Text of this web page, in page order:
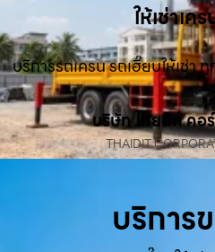
ให้เช่าเค
บริการรถเครน รถเฮี๊ยบให้เช่
บริษัท ไทยดิท คอ
THAIDIT
บริการ